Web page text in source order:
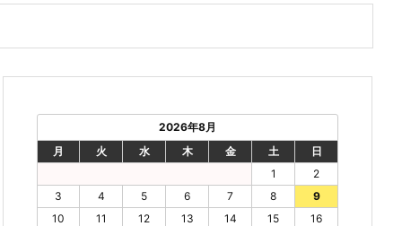
2026年8月
月
火 水 木 金 土
日
1
2
3
4 5 6 7 8
9
10
11 12 13 14 15
16